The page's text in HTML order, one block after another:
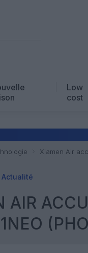
Low
cost
Xiamen Air
Actualité
AIR